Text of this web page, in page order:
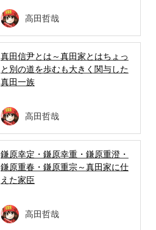
高田哲哉
真田信尹とは～真田家とはちょっ
と別の道を歩むも大きく関与した
真田一族
高田哲哉
鎌原幸定・鎌原幸重・鎌原重澄・
鎌原重春・鎌原重宗～真田家に仕
えた家臣
高田哲哉